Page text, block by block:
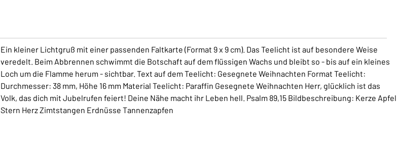
Ein kleiner Lichtgruß mit einer passenden Faltkarte (Format 9 x 9 cm). Das Teelicht ist auf besondere Weise
veredelt. Beim Abbrennen schwimmt die Botschaft auf dem flüssigen Wachs und bleibt so - bis auf ein kleines
Loch um die Flamme herum - sichtbar. Text auf dem Teelicht: Gesegnete Weihnachten Format Teelicht:
Durchmesser: 38 mm, Höhe 16 mm Material Teelicht: Paraffin Gesegnete Weihnachten Herr, glücklich ist das
Volk, das dich mit Jubelrufen feiert! Deine Nähe macht ihr Leben hell. Psalm 89,15 Bildbeschreibung: Kerze Apfel
Stern Herz Zimtstangen Erdnüsse Tannenzapfen